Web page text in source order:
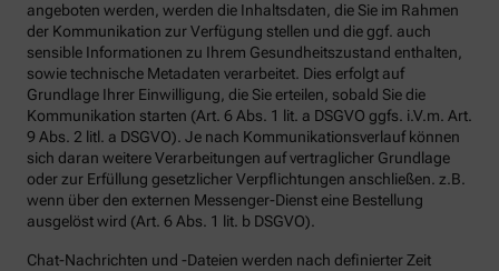
angeboten werden, werden die Inhaltsdaten, die Sie im Rahmen
der Kommunikation zur Verfügung stellen und die ggf. auch
sensible Informationen zu Ihrem Gesundheitszustand enthalten,
sowie technische Metadaten verarbeitet. Dies erfolgt auf
Grundlage Ihrer Einwilligung, die Sie erteilen, sobald Sie die
Kommunikation starten (Art. 6 Abs. 1 lit. a DSGVO ggfs. i.V.m. Art.
9 Abs. 2 litl. a DSGVO). Je nach Kommunikationsverlauf können
sich daran weitere Verarbeitungen auf vertraglicher Grundlage
oder zur Erfüllung gesetzlicher Verpflichtungen anschließen. z.B.
wenn über den externen Messenger-Dienst eine Bestellung
ausgelöst wird (Art. 6 Abs. 1 lit. b DSGVO).
Chat-Nachrichten und -Dateien werden nach definierter Zeit